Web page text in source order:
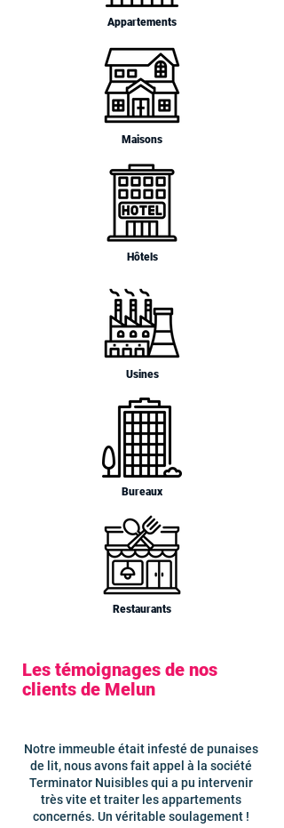
Appartements
Maisons
Hôtels
Usines
Bureaux
Restaurants
Les témoignages de nos
clients de Melun
Notre immeuble était infesté de punaises
de lit, nous avons fait appel à la société
Terminator Nuisibles qui a pu intervenir
très vite et traiter les appartements
concernés. Un véritable soulagement !